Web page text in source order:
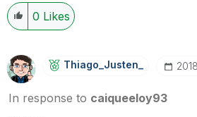
0 Likes
Thiago_Justen_
In response to caiqueeloy93